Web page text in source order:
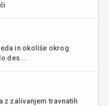
in okoliše okrog
des...
z zalivanjem travnatih